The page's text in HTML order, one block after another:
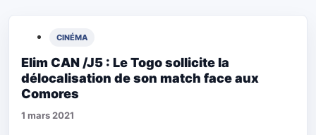
CINÉMA
Elim CAN /J5 : Le Togo sollicite la
délocalisation de son match face aux
Comores
1 mars 2021